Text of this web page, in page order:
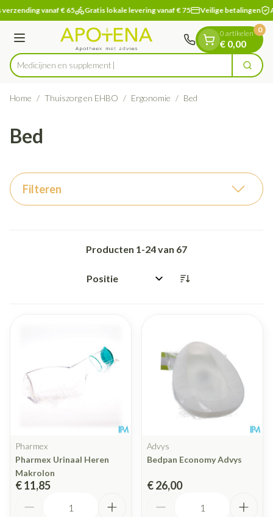
Ga naar de inhoud
1 van 1vanaf € 65 Gratis lokale levering vanaf € 75 Veilige betalingen
Menu
Product, merk, categorie...
Medicijn Zoek
0 artikelen
€ 0,00
0
Home / Thuiszorg en EHBO / Ergonomie / Bed
Bed
Filteren
Producten 1-24van 67
Sorteer op:
Pharmex
Pharmex Urinaal Heren
Makrolon
€ 11,85
Advys
Bedpan Economy Advys
€ 26,00